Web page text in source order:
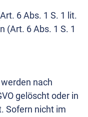
6 Abs. 1 S. 1 lit.
(Art. 6 Abs. 1 S. 1
nach
gelöscht oder in
Sofern nicht im